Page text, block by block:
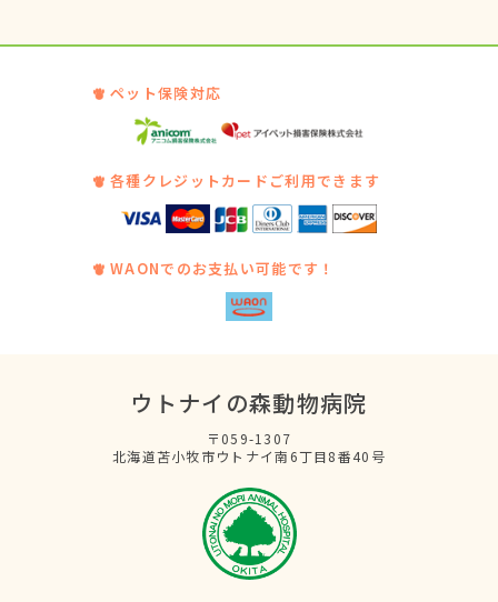
ペット保険対応
各種クレジットカードご利用できます
WAONでのお支払い可能です！
ウトナイの森動物病院
〒059-1307
北海道苫小牧市ウトナイ南6丁目8番40号